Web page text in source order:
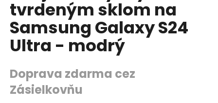
tvrdeným sklom na
Samsung Galaxy S24
Ultra - modrý
Doprava zdarma cez
Zásielkovňu
a
m
e